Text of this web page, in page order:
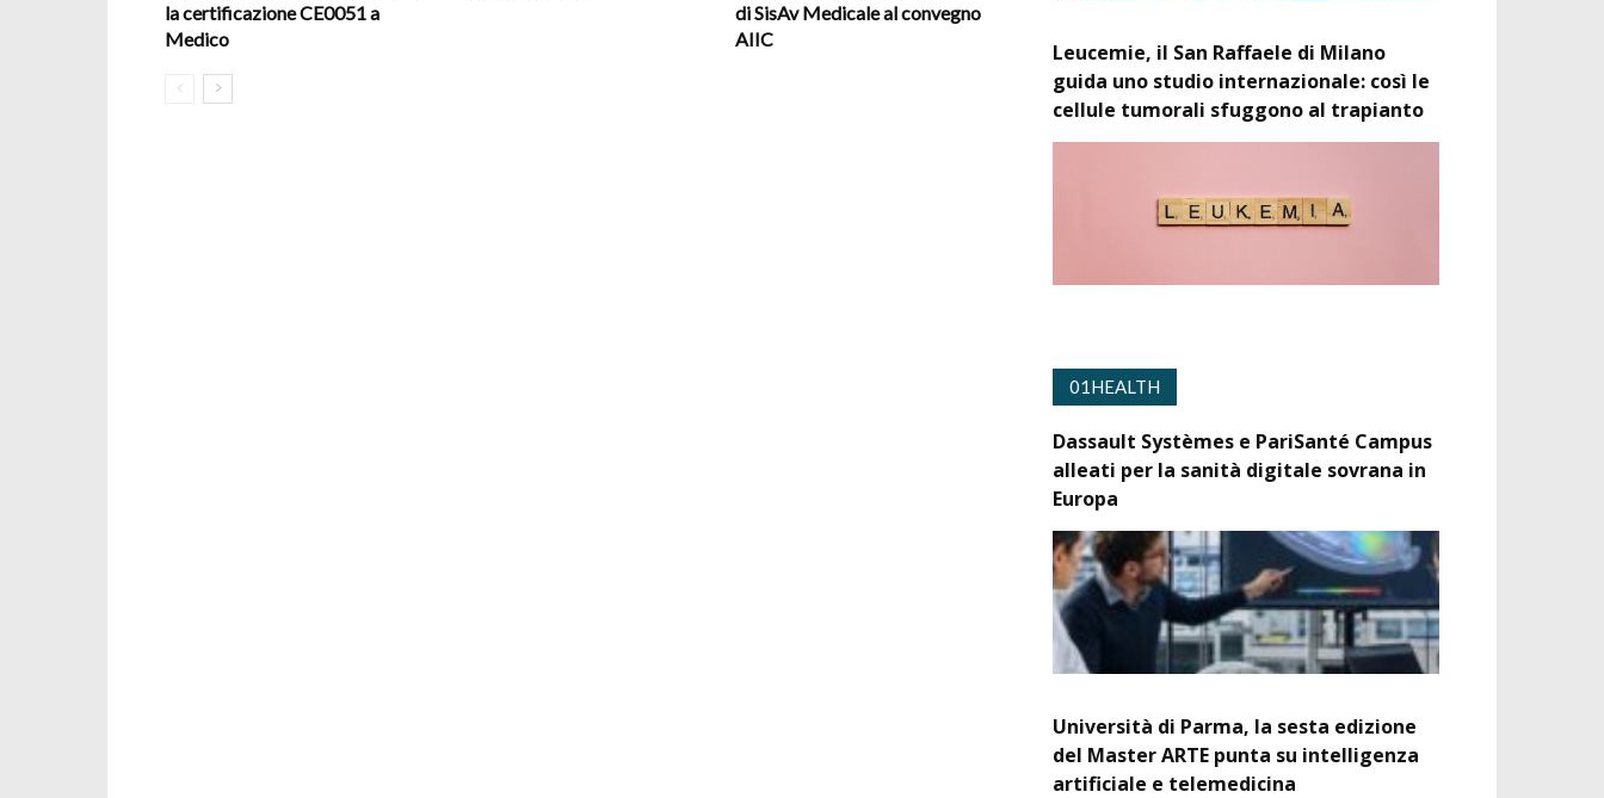
la certificazione CE0051 a
Medico
di SisAv Medicale al convegno
AIIC
Leucemie, il San Raffaele di Milano
guida uno studio internazionale: così le
cellule tumorali sfuggono al trapianto
01HEALTH
Dassault Systèmes e PariSanté Campus
alleati per la sanità digitale sovrana in
Europa
Università di Parma, la sesta edizione
del Master ARTE punta su intelligenza
artificiale e telemedicina